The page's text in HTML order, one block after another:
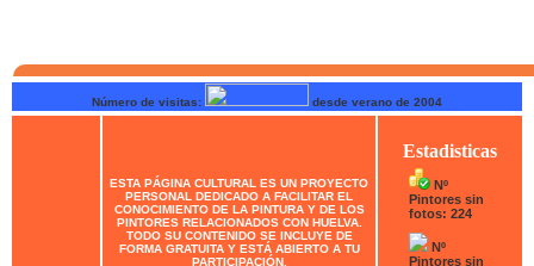
Número de visitas: desde verano de 2004
ESTA PÁGINA CULTURAL ES UN PROYECTO
PERSONAL DEDICADO A FACILITAR EL
CONOCIMIENTO DE LA PINTURA Y DE LOS
PINTORES RELACIONADOS CON HUELVA.
TODO SU CONTENIDO SE INCLUYE DE
FORMA GRATUITA Y ESTÁ ABIERTO A TU
PARTICIPACIÓN.
Estadisticas
Nº
Pintores sin
fotos: 224
Nº
Pintores sin